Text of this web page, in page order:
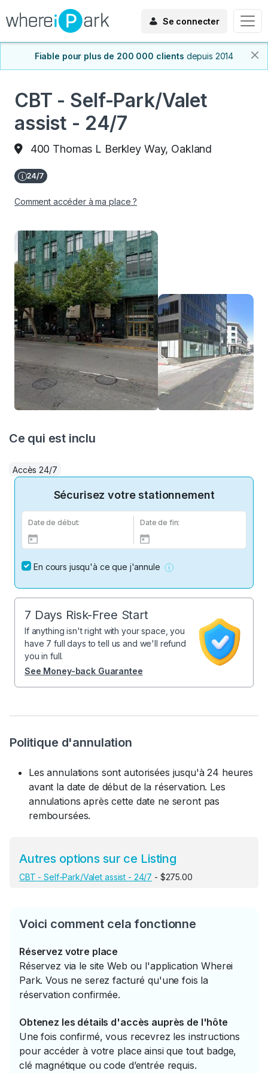
Se connecter
Fiable pour plus de 200 000 clients depuis 2014
CBT - Self-Park/Valet
assist - 24/7
400 Thomas L Berkley Way, Oakland
Comment accéder à ma place ?
Politique d'annulation
Les annulations sont autorisées jusqu'à 24 heures
avant la date de début de la réservation. Les
annulations après cette date ne seront pas
remboursées.
Autres options sur ce Listing
CBT - Self-Park/Valet assist - 24/7 - $275.00
Voici comment cela fonctionne
Réservez votre place
Réservez via le site Web ou l'application Wherei
Park. Vous ne serez facturé qu'une fois la
réservation confirmée.
Obtenez les détails d'accès auprès de l'hôte
Une fois confirmé, vous recevrez les instructions
pour accéder à votre place ainsi que tout badge,
clé magnétique ou code d’entrée requis.
Ce qui est inclu
Accès 24/7
Sécurisez votre stationnement
Date de début: Date de fin:
En cours jusqu'à ce que j'annule
7 Days Risk-Free Start
If anything isn't right with your space, you
have 7 full days to tell us and we'll refund
you in full.
See Money-back Guarantee